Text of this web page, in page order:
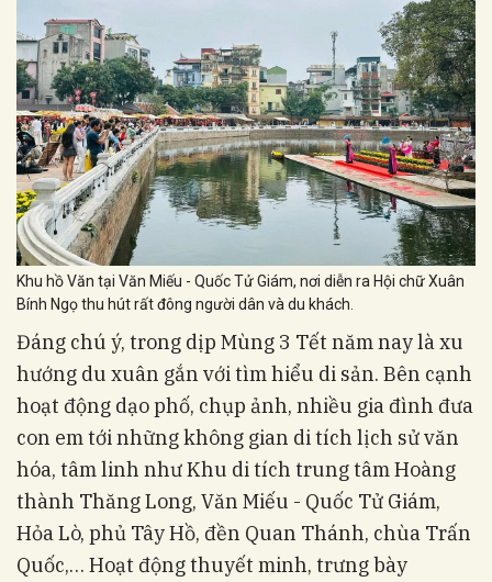
Khu hồ Văn tại Văn Miếu - Quốc Tử Giám, nơi diễn ra Hội chữ Xuân
Bính Ngọ thu hút rất đông người dân và du khách.
Đáng chú ý, trong dịp Mùng 3 Tết năm nay là xu
hướng du xuân gắn với tìm hiểu di sản. Bên cạnh
hoạt động dạo phố, chụp ảnh, nhiều gia đình đưa
con em tới những không gian di tích lịch sử văn
hóa, tâm linh như Khu di tích trung tâm Hoàng
thành Thăng Long, Văn Miếu - Quốc Tử Giám,
Hỏa Lò, phủ Tây Hồ, đền Quan Thánh, chùa Trấn
Quốc,… Hoạt động thuyết minh, trưng bày